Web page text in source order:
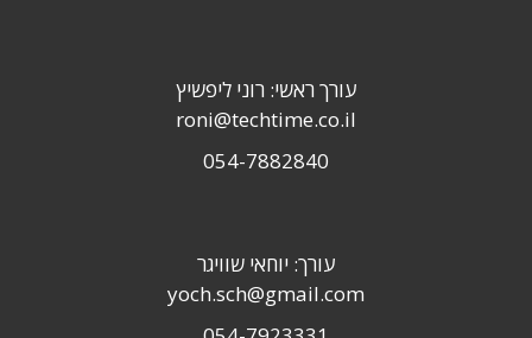
עורך ראשי: רוני ליפשיץ
roni@techtime.co.il
054-7882840
עורך: יוחאי שוויגר
yoch.sch@gmail.com